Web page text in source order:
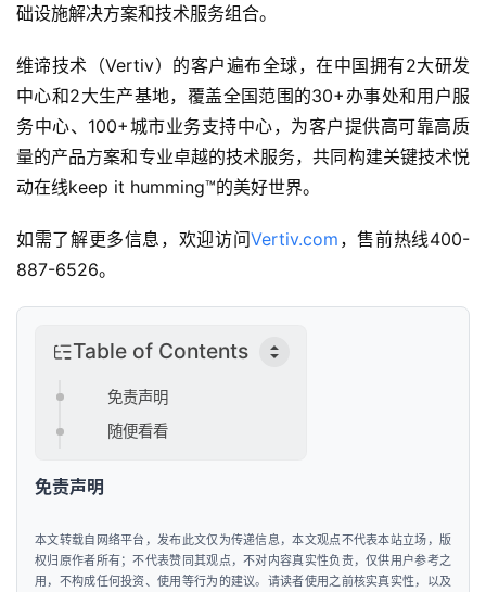
础设施解决方案和技术服务组合。
维谛技术（Vertiv）的客户遍布全球，在中国拥有2大研发
中心和2大生产基地，覆盖全国范围的30+办事处和用户服
务中心、100+城市业务支持中心，为客户提供高可靠高质
量的产品方案和专业卓越的技术服务，共同构建关键技术悦
动在线keep it humming™的美好世界。
如需了解更多信息，欢迎访问Vertiv.com ，售前热线400-
887-6526。
Table of Contents
免责声明
随便看看
免责声明
本文转载自网络平台，发布此文仅为传递信息，本文观点不代表本站立场，版
权归原作者所有；不代表赞同其观点，不对内容真实性负责，仅供用户参考之
用，不构成任何投资、使用等行为的建议。请读者使用之前核实真实性，以及